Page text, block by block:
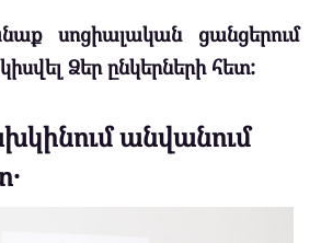
սոցիալական ցանցերում
Ձեր ընկերների հետ:
անվանում